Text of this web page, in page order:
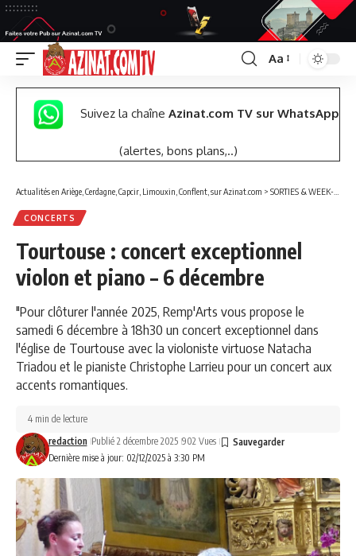
Font
Resizer
Aa
Suivez la chaîne Azinat.com TV sur WhatsApp
(alertes, bons plans,..)
Actualités en Ariège, Cerdagne, Capcir, Limouxin, Conflent, sur Azinat.com > SORTIES & WEEK-END
CONCERTS
Tourtouse : concert exceptionnel
violon et piano – 6 décembre
"Pour clôturer l'année 2025, Remp'Arts vous propose le
samedi 6 décembre à 18h30 un concert exceptionnel dans
l'église de Tourtouse avec la violoniste virtuose Natacha
Triadou et le pianiste Christophe Larrieu pour un concert aux
accents romantiques.
Dernière mise à jour: 02/12/2025 à 3:30 PM
redaction Publié 2 décembre 2025 902 Vues
4 min de lecture